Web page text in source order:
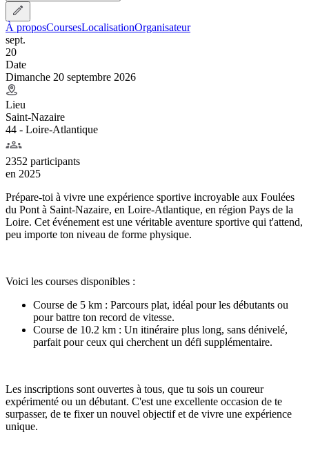
À proposCoursesLocalisationOrganisateur
sept.
20
Date
Dimanche 20 septembre 2026
Lieu
Saint-Nazaire
44 - Loire-Atlantique
2352 participants
en 2025
Prépare-toi à vivre une expérience sportive incroyable aux Foulées
du Pont à Saint-Nazaire, en Loire-Atlantique, en région Pays de la
Loire. Cet événement est une véritable aventure sportive qui t'attend,
peu importe ton niveau de forme physique.
Voici les courses disponibles :
Course de 5 km : Parcours plat, idéal pour les débutants ou
pour battre ton record de vitesse.
Course de 10.2 km : Un itinéraire plus long, sans dénivelé,
parfait pour ceux qui cherchent un défi supplémentaire.
Les inscriptions sont ouvertes à tous, que tu sois un coureur
expérimenté ou un débutant. C'est une excellente occasion de te
surpasser, de te fixer un nouvel objectif et de vivre une expérience
unique.